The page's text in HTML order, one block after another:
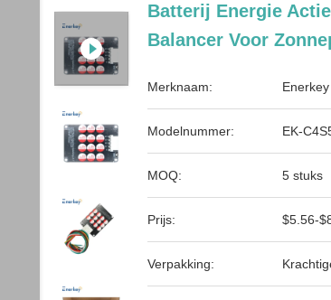
Batterij Energie
Balancer Voor
Merknaam: Enerkey
Modelnummer: EK-
MOQ: 5 stuks
Prijs: $5.56-
Verpakking: